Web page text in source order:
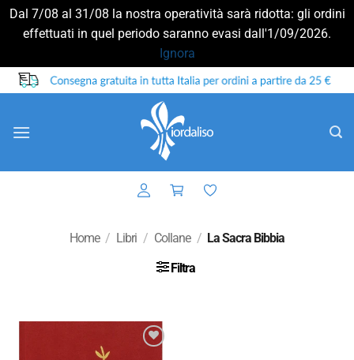
Dal 7/08 al 31/08 la nostra operatività sarà ridotta: gli ordini
effettuati in quel periodo saranno evasi dall'1/09/2026.
Ignora
Salta
ai
Home / Libri / Collane / La Sacra Bibbia
Filtra